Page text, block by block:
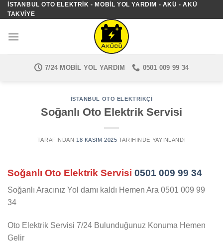
İçeriğe
atla
İSTANBUL OTO ELEKTRIK - MOBIL YOL YARDIM - AKÜ - AKÜ
TAKVIYE
7/24 MOBIL YOL YARDIM 0501 009 99 34
İSTANBUL OTO ELEKTRIKÇI
Soğanlı Oto Elektrik Servisi
TARAFINDAN 18 KASIM 2025 TARIHINDE YAYINLANDI
Soğanlı Oto Elektrik Servisi 0501 009 99 34
Soğanlı Aracınız Yol damı kaldı Hemen Ara 0501 009 99
34
Oto Elektrik Servisi 7/24 Bulunduğunuz Konuma Hemen
Gelir